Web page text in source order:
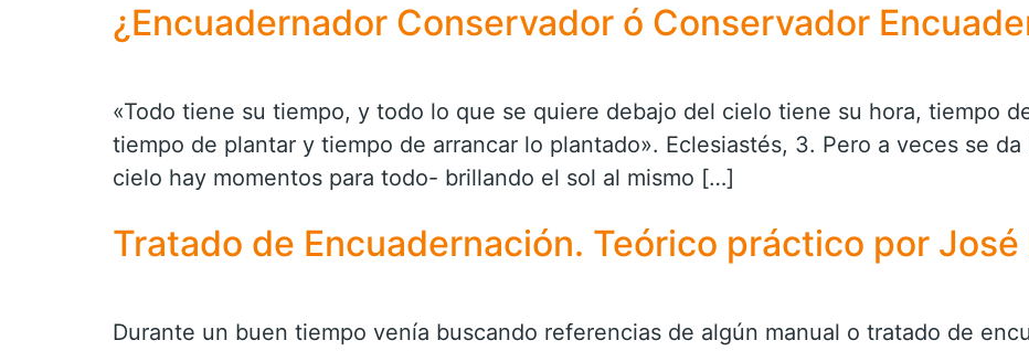
¿Encuadernador Conservador ó Conservador
«Todo tiene su tiempo, y todo lo que se quiere debajo del cielo tiene su hora, tiempo
tiempo de plantar y tiempo de arrancar lo plantado». Eclesiastés, 3. Pero a veces se
cielo hay momentos para todo- brillando el sol al mismo […]
Tratado de Encuadernación. Teórico práctico por José
Durante un buen tiempo venía buscando referencias de algún manual o tratado de